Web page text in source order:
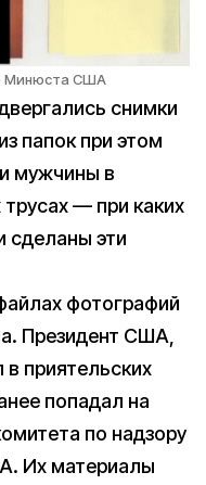
Минюста США
снимки
папок при этом
мужчины в
— при каких
сделаны эти
фотографий
Президент США,
приятельских
попадал на
по надзору
Их материалы